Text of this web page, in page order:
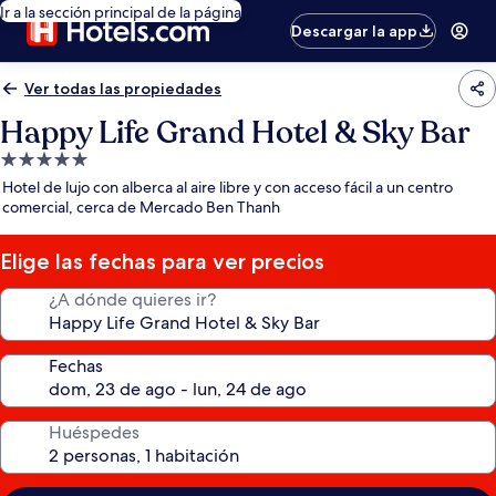
Ir a la sección principal de la página
Descargar la app
Ver todas las propiedades
Happy Life Grand Hotel & Sky Bar
Propiedad
de
5.0
estrellas
Hotel de lujo con alberca al aire libre y con acceso fácil a un centro
comercial, cerca de Mercado Ben Thanh
Elige las fechas para ver precios
¿A dónde quieres ir?
Fechas
Huéspedes